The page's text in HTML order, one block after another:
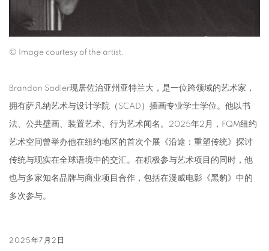
© Image courtesy of the artist.
Brandon Sadler现居佐治亚州亚特兰大，是一位跨领域的艺术家，
拥有萨凡纳艺术与设计学院（SCAD）插画专业学士学位。他以书
法、公共壁画、装置艺术、行为艺术闻名。2025年2月，FQM纽约
艺术空间曾举办他在纽约地区的首次个展《沿途：重塑传统》探讨
传统与现实在全球语境中的交汇。在积极参与艺术项目的同时，他
也与多家知名品牌与商业项目合作，包括在漫威电影《黑豹》中的
多次参与。
2025年7月2日